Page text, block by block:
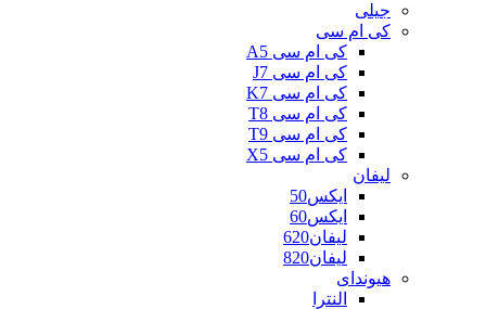
جیلی
کی ام سی
کی ام سی A5
کی ام سی J7
کی ام سی K7
کی ام سی T8
کی ام سی T9
کی ام سی X5
لیفان
ایکس50
ایکس60
لیفان620
لیفان820
هیوندای
النترا